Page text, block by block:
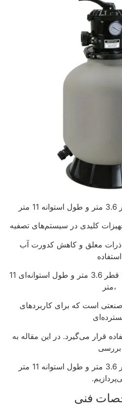
کلیدی در سیستم‌های تصفیه
معلق و کاهش کدورت آب
استفاده
می‌شود. مخزن مورد نظر با قطر 3.6 متر و طول استوانه‌ای 11
متر،
است که برای کاربردهای
قرار می‌گیرد. در این مقاله به
بررسی
مخزن فیلتر شنی به قطر 3.6 متر و طول استوانه 11 متر
فنی